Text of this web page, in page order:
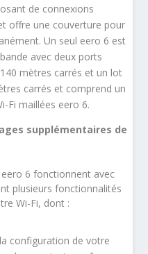
de connexions
offre une couverture pour
Un seul eero 6 est
avec deux ports
mètres carrés et un lot
carrés et comprend un
Fi maillées eero 6.
supplémentaires de
6 fonctionnent avec
plusieurs fonctionnalités
Wi-Fi, dont :
la configuration de votre